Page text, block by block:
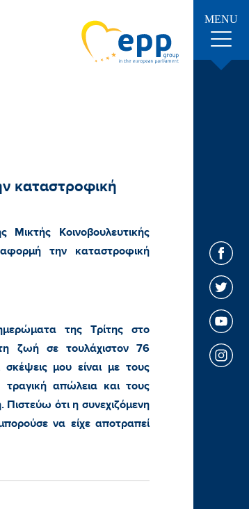
MENU
καταστροφική
Κοινοβουλευτικής
την καταστροφική
της Τρίτης στο
ζωή σε τουλάχιστον 76
σκέψεις μου είναι με τους
απώλεια και τους
ότι η συνεχιζόμενη
να είχε αποτραπεί